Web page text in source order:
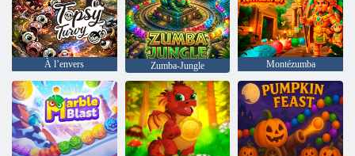
À l’envers Zumba-Jungle Montézumba